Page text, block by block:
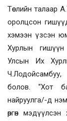
Төслийн талаар
оролцсон
хэмээн үзсэн
Хурлын гишүүн
Улсын Их
болов. “Хот
найруулга/-д
өргөн